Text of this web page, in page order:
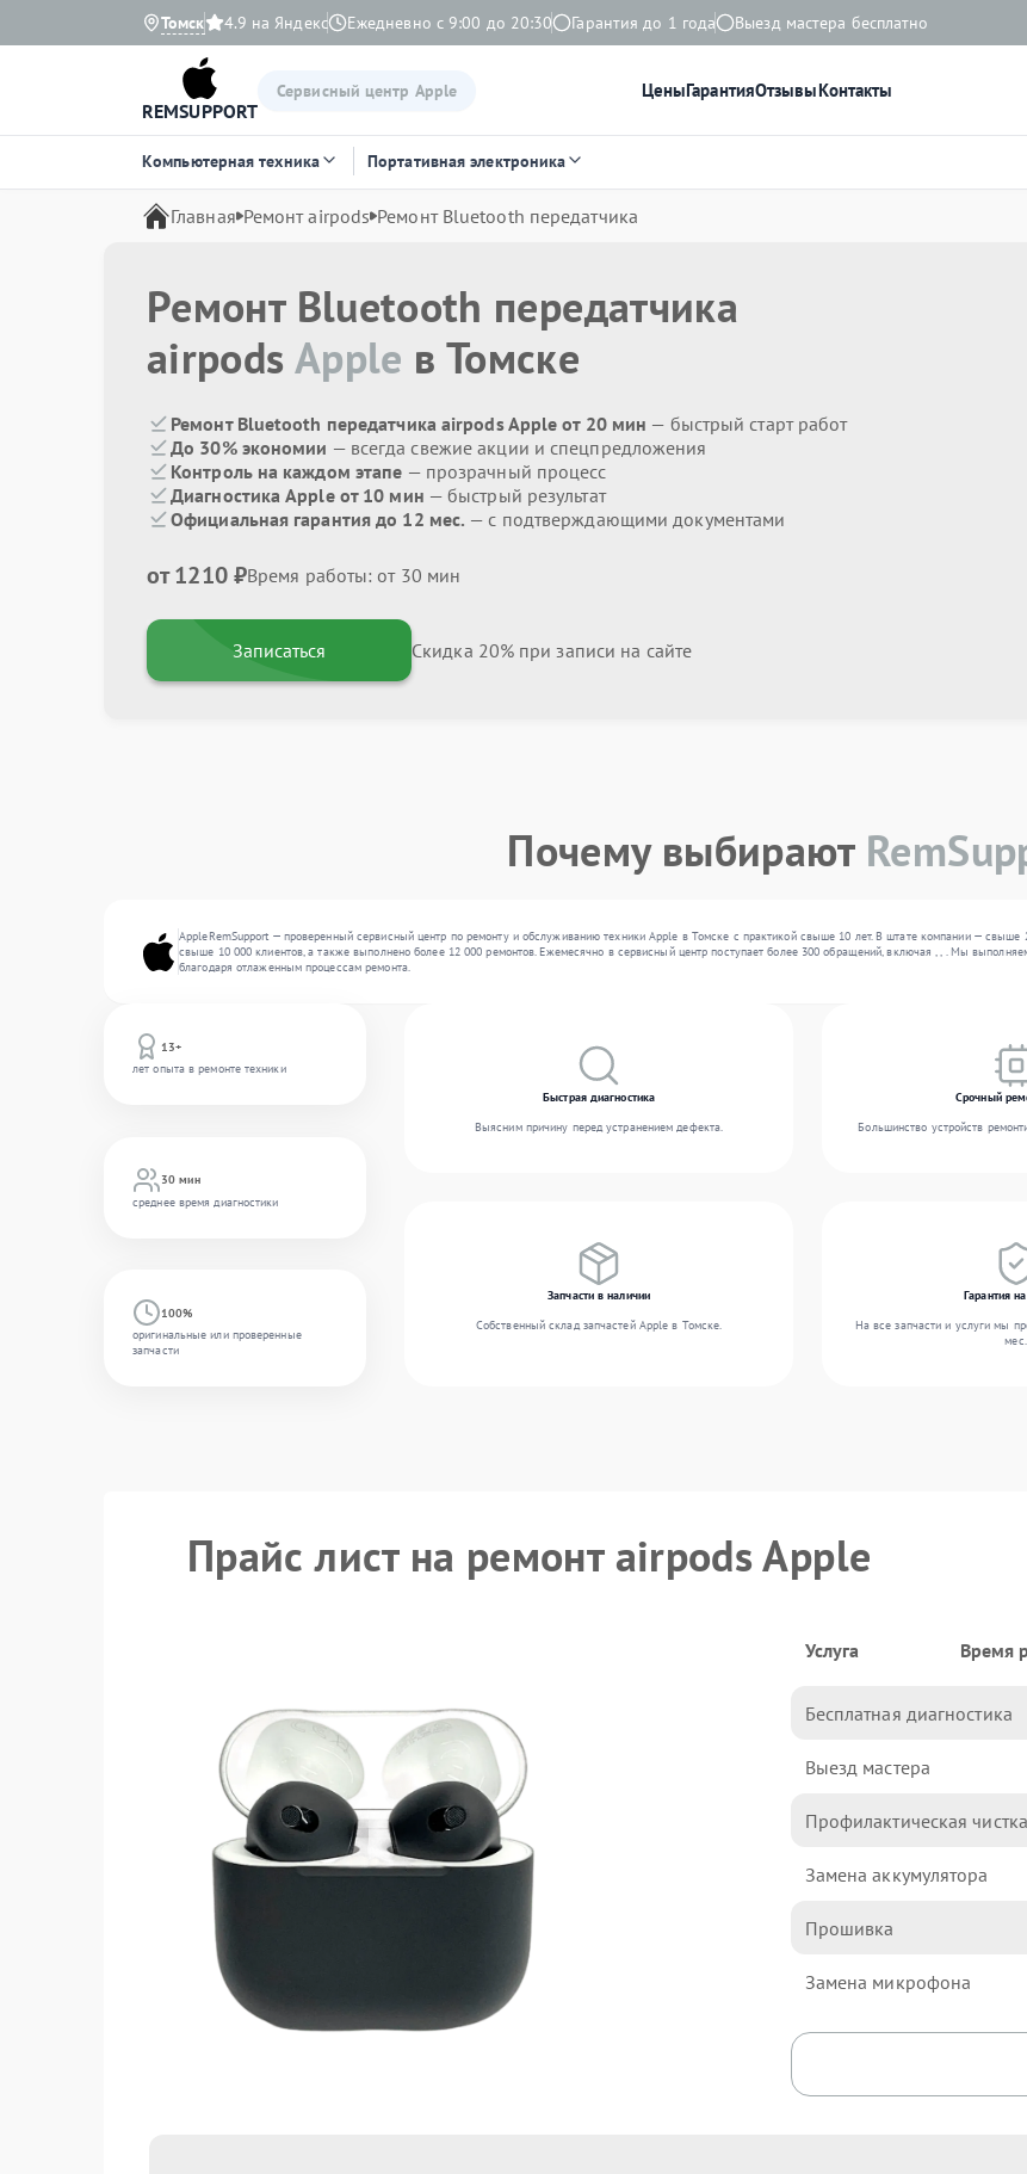
Томск 4.9 на Яндекс Ежедневно с 9:00 до 20:30 Гарантия до 1 года Выезд мастера бесплатно
REMSUPPORT
Сервисный центр Apple ЦеныГарантияОтзывыКонтакты
Компьютерная техника Портативная электроника
Главная Ремонт airpods Ремонт Bluetooth передатчика
Ремонт Bluetooth передатчика
airpods Apple в Томске
Ремонт Bluetooth передатчика airpods Apple от 20 мин — быстрый старт работ
До 30% экономии — всегда свежие акции и спецпредложения
Контроль на каждом этапе — прозрачный процесс
Диагностика Apple от 10 мин — быстрый результат
Официальная гарантия до 12 мес. — с подтверждающими документами
от 1210 ₽Время работы: от 30 мин
Записаться Скидка 20% при записи на сайте
Почему выбирают
AppleRemSupport — проверенный сервисный центр по ремонту и обслуживанию техники Apple в Томске с практикой свыше 10 лет. В штате компании —
свыше 10 000 клиентов, а также выполнено более 12 000 ремонтов. Ежемесячно в сервисный центр поступает более 300 обращений, включая , , . Мы
благодаря отлаженным процессам ремонта.
13+
лет опыта в ремонте техники
30 мин
среднее время диагностики
100%
оригинальные или проверенные
запчасти
Быстрая диагностика
Выясним причину перед устранением дефекта.
Срочный
Большинство устройств
Запчасти в наличии
Собственный склад запчастей Apple в Томске.
Гарантия
На все запчасти и услуги мы
мес.
Прайс лист на ремонт airpods Apple
Услуга Время
Бесплатная диагностика
Выезд мастера
Профилактическая чистка
Замена аккумулятора
Прошивка
Замена микрофона